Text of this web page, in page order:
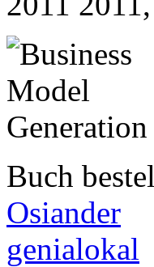
Buch
Osiander
genialokal